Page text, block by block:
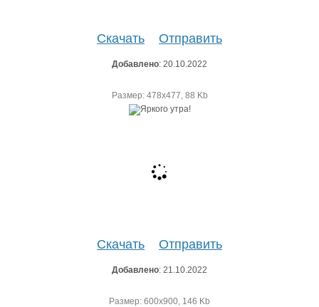
Скачать Отправить
Добавлено: 20.10.2022
Размер: 478х477, 88 Kb
Скачать Отправить
Добавлено: 21.10.2022
Размер: 600х900, 146 Kb